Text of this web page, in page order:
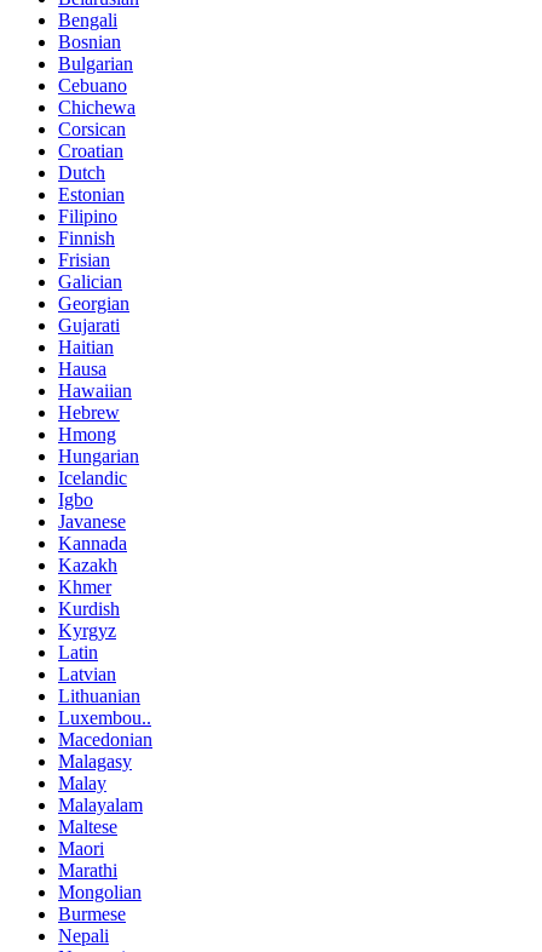
Bengali
Bosnian
Bulgarian
Cebuano
Chichewa
Corsican
Croatian
Dutch
Estonian
Filipino
Finnish
Frisian
Galician
Georgian
Gujarati
Haitian
Hausa
Hawaiian
Hebrew
Hmong
Hungarian
Icelandic
Igbo
Javanese
Kannada
Kazakh
Khmer
Kurdish
Kyrgyz
Latin
Latvian
Lithuanian
Luxembou..
Macedonian
Malagasy
Malay
Malayalam
Maltese
Maori
Marathi
Mongolian
Burmese
Nepali